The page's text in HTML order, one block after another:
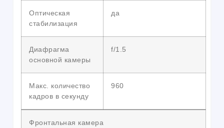
Оптическая
стабилизация
да
Диафрагма
основной камеры
f/1.5
Макс. количество
кадров в секунду
960
Фронтальная камера